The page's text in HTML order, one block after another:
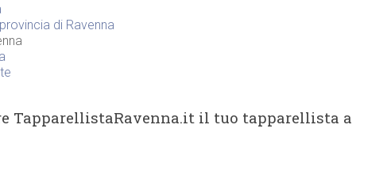
di Ravenna
TapparellistaRavenna.it il tuo tapparellista a